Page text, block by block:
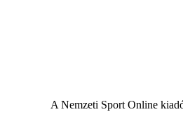
A Nemzeti Sport Online